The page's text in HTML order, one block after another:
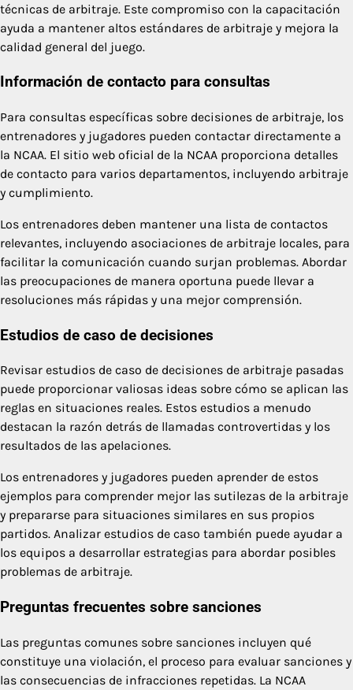
técnicas de arbitraje. Este compromiso con la capacitación
ayuda a mantener altos estándares de arbitraje y mejora la
calidad general del juego.
Información de contacto para consultas
Para consultas específicas sobre decisiones de arbitraje, los
entrenadores y jugadores pueden contactar directamente a
la NCAA. El sitio web oficial de la NCAA proporciona detalles
de contacto para varios departamentos, incluyendo arbitraje
y cumplimiento.
Los entrenadores deben mantener una lista de contactos
relevantes, incluyendo asociaciones de arbitraje locales, para
facilitar la comunicación cuando surjan problemas. Abordar
las preocupaciones de manera oportuna puede llevar a
resoluciones más rápidas y una mejor comprensión.
Estudios de caso de decisiones
Revisar estudios de caso de decisiones de arbitraje pasadas
puede proporcionar valiosas ideas sobre cómo se aplican las
reglas en situaciones reales. Estos estudios a menudo
destacan la razón detrás de llamadas controvertidas y los
resultados de las apelaciones.
Los entrenadores y jugadores pueden aprender de estos
ejemplos para comprender mejor las sutilezas de la arbitraje
y prepararse para situaciones similares en sus propios
partidos. Analizar estudios de caso también puede ayudar a
los equipos a desarrollar estrategias para abordar posibles
problemas de arbitraje.
Preguntas frecuentes sobre sanciones
Las preguntas comunes sobre sanciones incluyen qué
constituye una violación, el proceso para evaluar sanciones y
las consecuencias de infracciones repetidas. La NCAA